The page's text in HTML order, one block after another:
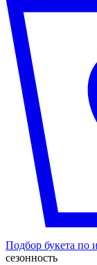
Подбор букета по
сезонность